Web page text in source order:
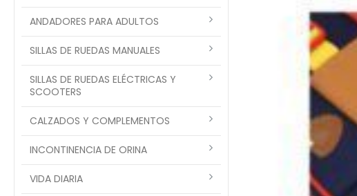
ANDADORES PARA ADULTOS
SILLAS DE RUEDAS MANUALES
SILLAS DE RUEDAS ELÉCTRICAS Y
SCOOTERS
CALZADOS Y COMPLEMENTOS
INCONTINENCIA DE ORINA
VIDA DIARIA